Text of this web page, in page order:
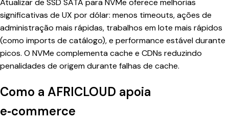
Atualizar de SSD SATA para NVMe oferece melhorias
significativas de UX por dólar: menos timeouts, ações de
administração mais rápidas, trabalhos em lote mais rápidos
(como imports de catálogo), e performance estável durante
picos. O NVMe complementa cache e CDNs reduzindo
penalidades de origem durante falhas de cache.
Como a AFRICLOUD apoia
e‑commerce